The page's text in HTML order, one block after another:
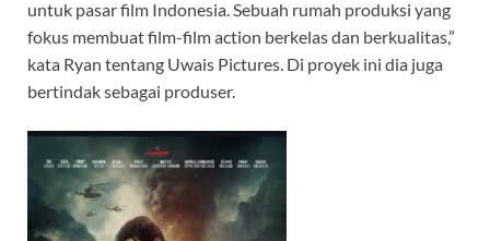
untuk pasar film Indonesia. Sebuah rumah produksi yang
fokus membuat film-film action berkelas dan berkualitas,”
kata Ryan tentang Uwais Pictures. Di proyek ini dia juga
bertindak sebagai produser.